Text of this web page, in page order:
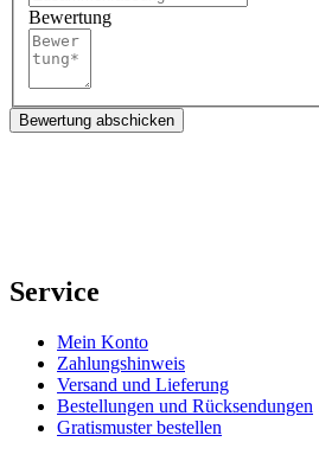
Bewertung
Bewertung abschicken
Service
Mein Konto
Zahlungshinweis
Versand und Lieferung
Bestellungen und Rücksendungen
Gratismuster bestellen